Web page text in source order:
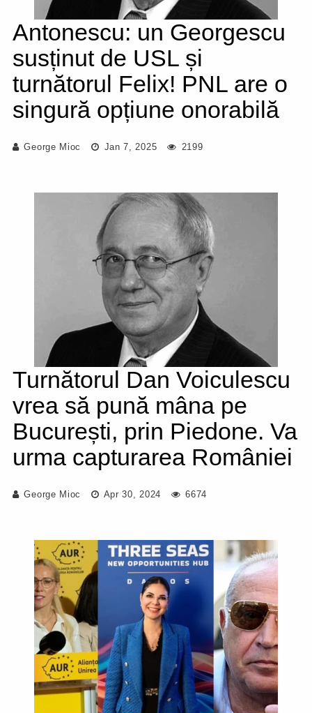
Antonescu: un Georgescu
susținut de USL și
turnătorul Felix! PNL are o
singură opțiune onorabilă
George Mioc Jan 7, 2025 2199
Turnătorul Dan Voiculescu
vrea să pună mâna pe
București, prin Piedone. Va
urma capturarea României
George Mioc Apr 30, 2024 6674